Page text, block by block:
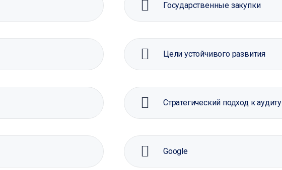
Государственные закупки
Цели устойчивого развития
Стратегический подход к аудиту
Google